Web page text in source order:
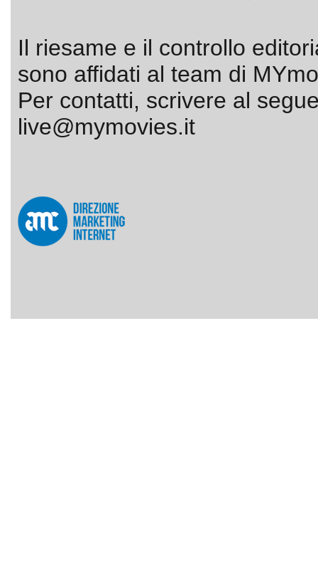
Il riesame e il controllo
sono affidati al team di
Per contatti, scrivere al
live@mymovies.it